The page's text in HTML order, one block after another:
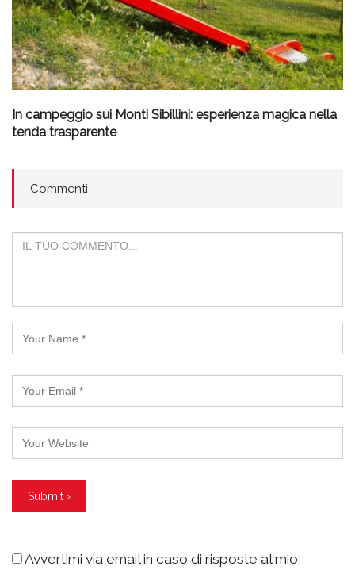
In campeggio sui Monti Sibillini: esperienza magica nella
tenda trasparente
Commenti
Avvertimi via email in caso di risposte al mio